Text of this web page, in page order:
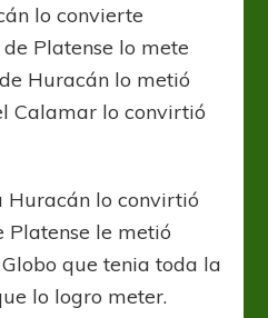
lo convierte
Platense lo mete
Huracán lo metió
Calamar lo convirtió
Huracán lo convirtió
Platense le metió
que tenia toda la
lo logro meter.